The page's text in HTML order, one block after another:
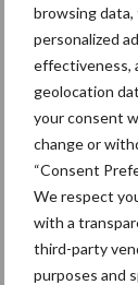
browsing
personalized
effectiveness,
geolocation
your consent
change or
“Consent
We respect
with a
third-party
purposes and
10
6
5